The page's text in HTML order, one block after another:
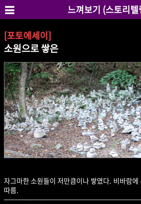
느껴보기 (스토리
[포토에세이]
소원으로 쌓은
자그마한 소원들이 저만큼이나 쌓였다. 비바람
따름.